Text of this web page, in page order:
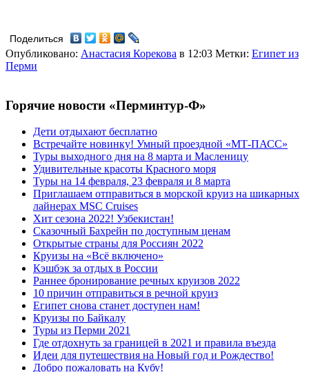
Поделиться
Опубликовано: Анастасия Корекова в 12:03 Метки: Египет из
Перми
Горячие новости «Перминтур-Ф»
Дети отдыхают бесплатно
Встречайте новинку! Умный проездной «МТ-ПАСС»
Туры выходного дня на 8 марта и Масленицу
Удивительные красоты Красного моря
Туры на 14 февраля, 23 февраля и 8 марта
Приглашаем отправиться в морской круиз на шикарных
лайнерах MSC Cruises
Хит сезона 2022! Узбекистан!
Сказочный Бахрейн по доступным ценам
Открытые страны для Россиян 2022
Круизы на «Всё включено»
Кэшбэк за отдых в России
Раннее бронирование речных круизов 2022
10 причин отправиться в речной круиз
Египет снова станет доступен нам!
Круизы по Байкалу
Туры из Перми 2021
Где отдохнуть за границей в 2021 и правила въезда
Идеи для путешествия на Новый год и Рождество!
Добро пожаловать на Кубу!